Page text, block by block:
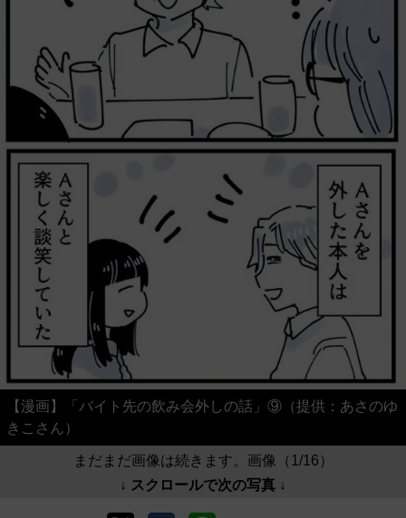
【漫画】「バイト先の飲み会外しの話」⑨（提供：あさのゆ
きこさん）
まだまだ画像は続きます。画像（1/16）
↓ スクロールで次の写真 ↓